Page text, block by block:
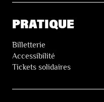
PRATIQUE
Billetterie
Accessibilité
Tickets solidaires